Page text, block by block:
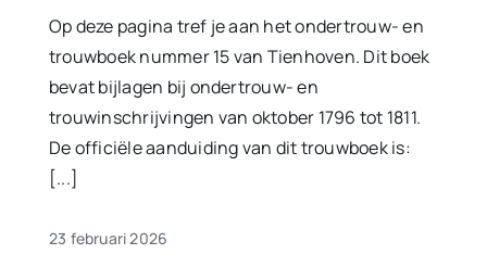
Op deze pagina tref je aan het ondertrouw- en
trouwboek nummer 15 van Tienhoven. Dit boek
bevat bijlagen bij ondertrouw- en
trouwinschrijvingen van oktober 1796 tot 1811.
De officiële aanduiding van dit trouwboek is:
[...]
23 februari 2026